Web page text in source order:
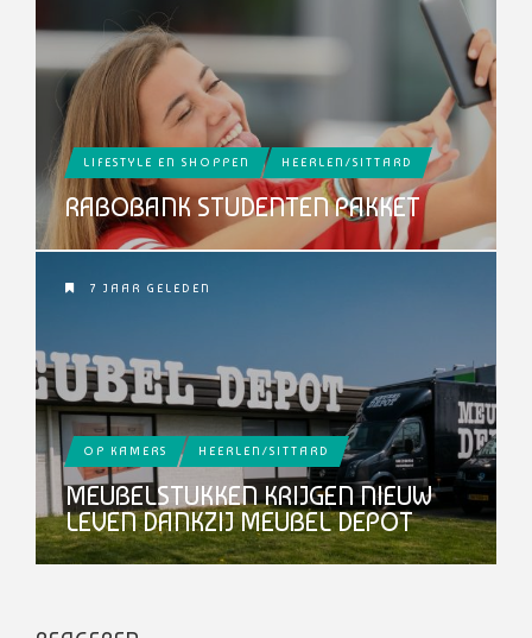
LIFESTYLE EN SHOPPEN HEERLEN/SITTARD
RABOBANK STUDENTEN PAKKET
7 JAAR GELEDEN
OP KAMERS HEERLEN/SITTARD
MEUBELSTUKKEN KRIJGEN NIEUW
LEVEN DANKZIJ MEUBEL DEPOT